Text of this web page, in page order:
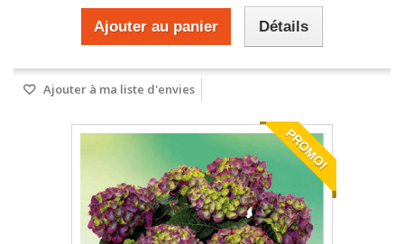
Ajouter au panier Détails
Ajouter à ma liste d'envies
PROMO!